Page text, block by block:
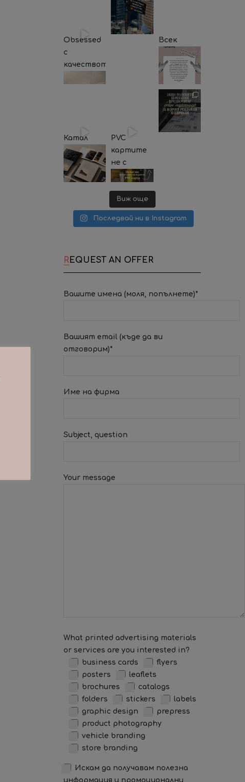
Obsessed
с
качеството?
Всек
Катал
PVC
картите
не с
Виж още
Последвай ни в Instagram
REQUEST AN OFFER
Вашите имена (моля, попълнете)*
Вашият еmail (къде да ви
отговорим)*
Име на фирма
Subject, question
Your message
What printed advertising materials
or services are you interested in?
business cards
flyers
posters
leaflets
brochures
catalogs
folders
stickers
labels
graphic design
prepress
product photography
vehicle branding
store branding
Искам да получавам полезна
информация и промоционални